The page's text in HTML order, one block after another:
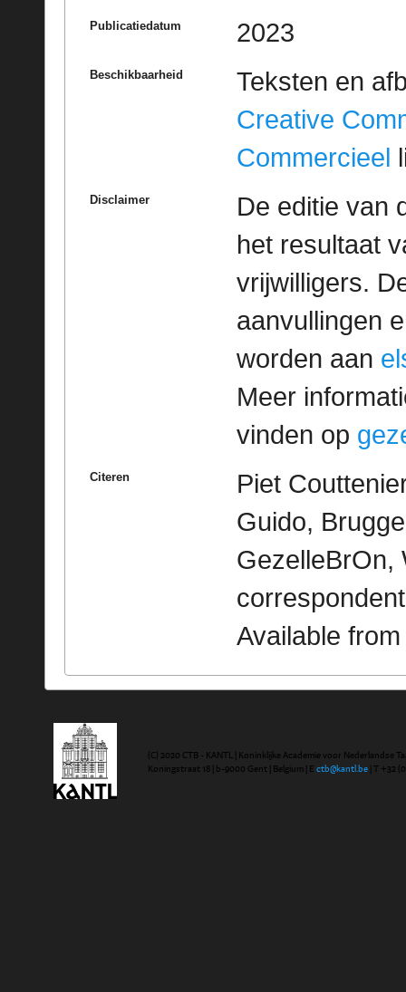
Publicatiedatum 2023
Beschikbaarheid
Teksten en
Creative
Commercieel
Disclaimer
De editie van
het resultaat
vrijwilligers.
aanvullingen
worden aan
Meer
vinden op
Citeren
Piet
Guido,
GezelleBrOn,
Available
(C) 2020 CTB - KANTL | Koninklijke Academie voor Nederlandse
Koningstraat 18 | b-9000 Gent | Belgium | E ctb@kantl.be | T +32